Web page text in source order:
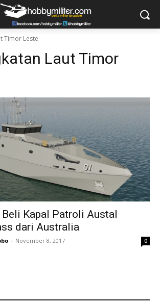
Timor Leste
Laut Timor
Kapal Patroli Austal
dari Australia
- November 8, 2017 0